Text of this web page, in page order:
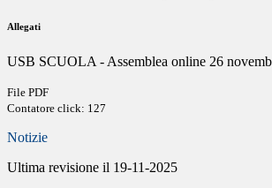
Allegati
USB SCUOLA - Assemblea online 26
File PDF
Contatore click: 127
Notizie
Ultima revisione il 19-11-2025